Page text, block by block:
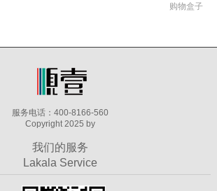
购物盒子
服务电话：400-8166-560
Copyright 2025 by
我们的服务
Lakala Service